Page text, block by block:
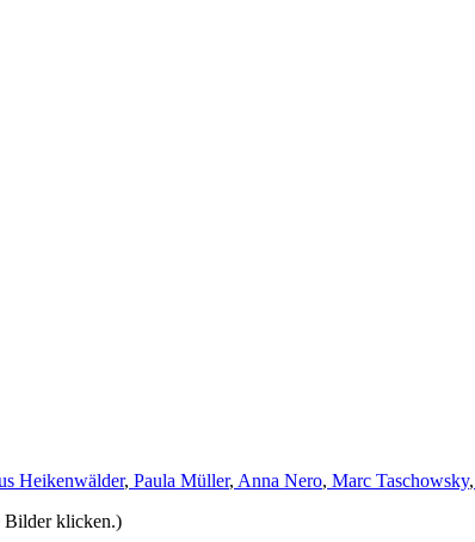
Heikenwälder, Paula Müller, Anna Nero, Marc Taschowsky,
Bilder klicken.)